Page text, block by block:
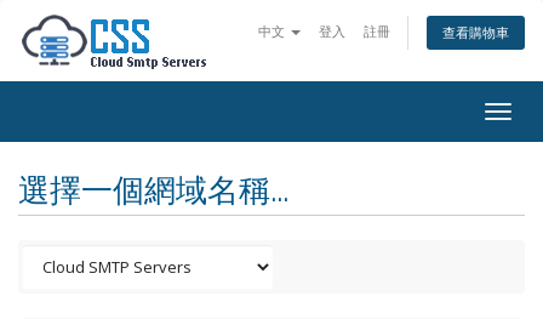
中文 登入 註冊 查看購物車
選擇一個網域名稱...